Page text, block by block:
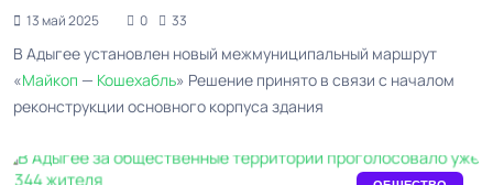
13 май 2025 0 33
В Адыгее установлен новый межмуниципальный маршрут
«Майкоп — Кошехабль» Решение принято в связи с началом
реконструкции основного корпуса здания